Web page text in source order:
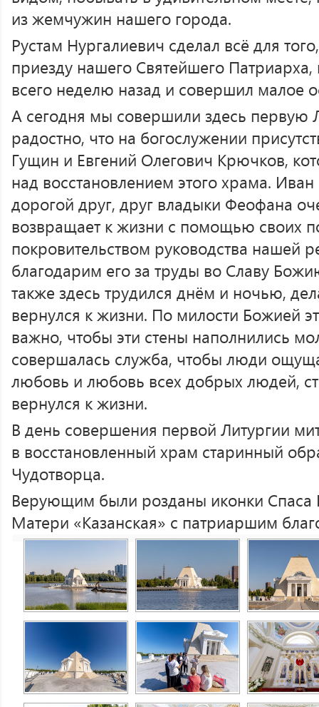
из жемчужин нашего города.
Рустам Нургалиевич сделал всё для
приезду нашего Святейшего Патриарха,
всего неделю назад и совершил малое
А сегодня мы совершили здесь первую
радостно, что на богослужении
Гущин и Евгений Олегович Крючков,
над восстановлением этого храма.
дорогой друг, друг владыки Феофана
возвращает к жизни с помощью своих
покровительством руководства нашей
благодарим его за труды во Славу
также здесь трудился днём и ночью,
вернулся к жизни. По милости Божией
важно, чтобы эти стены наполнились
совершалась служба, чтобы люди
любовь и любовь всех добрых людей,
вернулся к жизни.
В день совершения первой Литургии
в восстановленный храм старинный
Чудотворца.
Верующим были розданы иконки Спаса
Матери «Казанская» с патриаршим